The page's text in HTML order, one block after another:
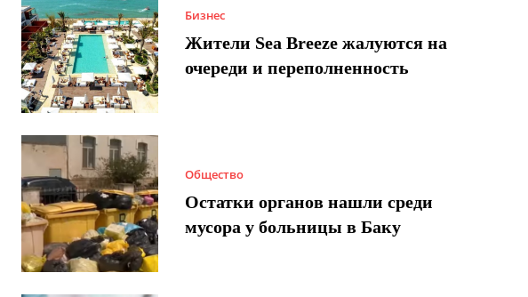
Бизнес
Жители Sea Breeze жалуются на
очереди и переполненность
Общество
Остатки органов нашли среди
мусора у больницы в Баку